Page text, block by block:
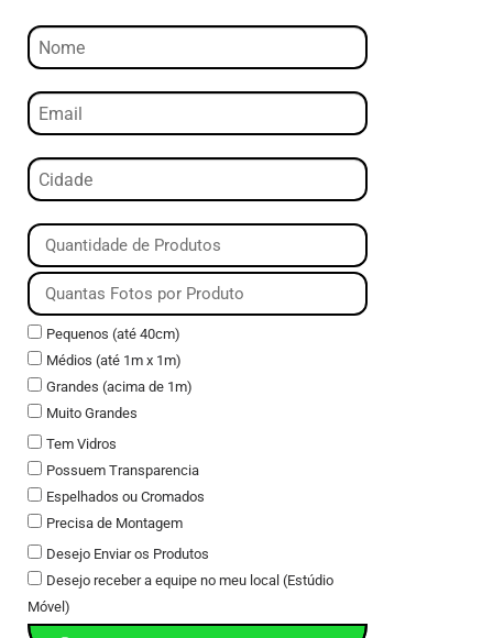
Pequenos (até 40cm)
Médios (até 1m x 1m)
Grandes (acima de 1m)
Muito Grandes
Tem Vidros
Possuem Transparencia
Espelhados ou Cromados
Precisa de Montagem
Desejo Enviar os Produtos
Desejo receber a equipe no meu local (Estúdio
Móvel)